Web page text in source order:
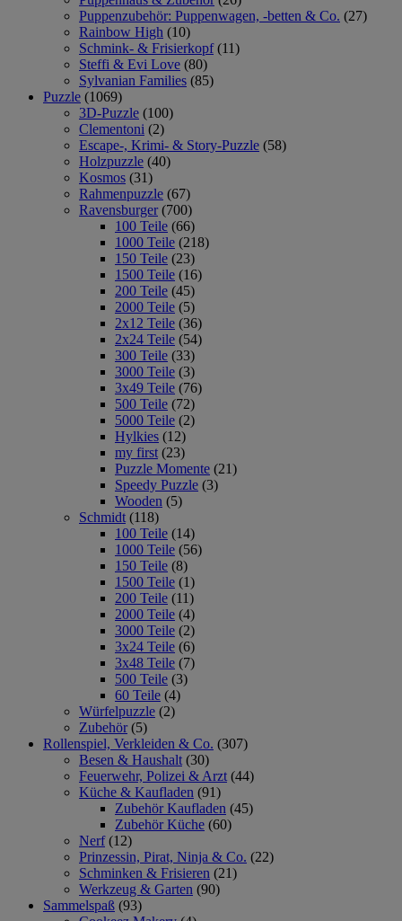
Puppenzubehör: Puppenwagen, -betten & Co. (27)
Rainbow High (10)
Schmink- & Frisierkopf (11)
Steffi & Evi Love (80)
Sylvanian Families (85)
Puzzle (1069)
3D-Puzzle (100)
Clementoni (2)
Escape-, Krimi- & Story-Puzzle (58)
Holzpuzzle (40)
Kosmos (31)
Rahmenpuzzle (67)
Ravensburger (700)
100 Teile (66)
1000 Teile (218)
150 Teile (23)
1500 Teile (16)
200 Teile (45)
2000 Teile (5)
2x12 Teile (36)
2x24 Teile (54)
300 Teile (33)
3000 Teile (3)
3x49 Teile (76)
500 Teile (72)
5000 Teile (2)
Hylkies (12)
my first (23)
Puzzle Momente (21)
Speedy Puzzle (3)
Wooden (5)
Schmidt (118)
100 Teile (14)
1000 Teile (56)
150 Teile (8)
1500 Teile (1)
200 Teile (11)
2000 Teile (4)
3000 Teile (2)
3x24 Teile (6)
3x48 Teile (7)
500 Teile (3)
60 Teile (4)
Würfelpuzzle (2)
Zubehör (5)
Rollenspiel, Verkleiden & Co. (307)
Besen & Haushalt (30)
Feuerwehr, Polizei & Arzt (44)
Küche & Kaufladen (91)
Zubehör Kaufladen (45)
Zubehör Küche (60)
Nerf (12)
Prinzessin, Pirat, Ninja & Co. (22)
Schminken & Frisieren (21)
Werkzeug & Garten (90)
Sammelspaß (93)